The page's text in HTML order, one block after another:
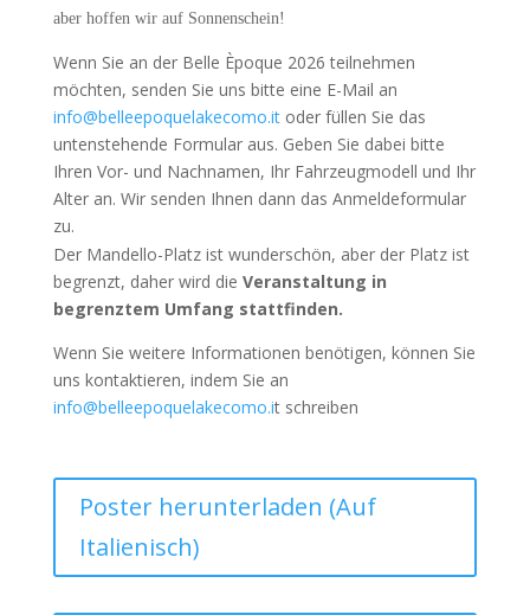
aber hoffen wir auf Sonnenschein!
Wenn Sie an der Belle Èpoque 2026 teilnehmen
möchten, senden Sie uns bitte eine E-Mail an
info@belleepoquelakecomo.itoder füllen Sie das
untenstehende Formular aus. Geben Sie dabei bitte
Ihren Vor- und Nachnamen, Ihr Fahrzeugmodell und Ihr
Alter an. Wir senden Ihnen dann das Anmeldeformular
zu.
Der Mandello-Platz ist wunderschön, aber der Platz ist
begrenzt, daher wird die Veranstaltung in
begrenztem Umfang stattfinden.
Wenn Sie weitere Informationen benötigen, können Sie
uns kontaktieren, indem Sie an
info@belleepoquelakecomo.it schreiben
Poster herunterladen (Auf
Italienisch)